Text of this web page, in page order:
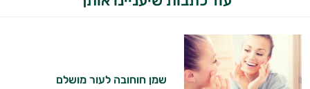
שמן חוחובה לעור מושלם